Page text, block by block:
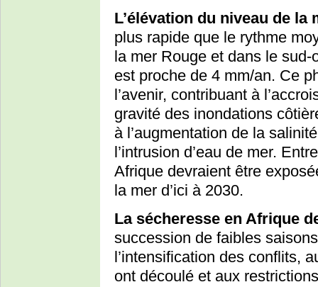
L’élévation du niveau de la
plus rapide que le rythme
la mer Rouge et dans le sud-
est proche de 4 mm/an. Ce
l’avenir, contribuant à
gravité des inondations
à l’augmentation de la
l’intrusion d’eau de mer.
Afrique devraient être
la mer d’ici à 2030.
La sécheresse en Afrique
succession de faibles
l’intensification des conflits,
ont découlé et aux